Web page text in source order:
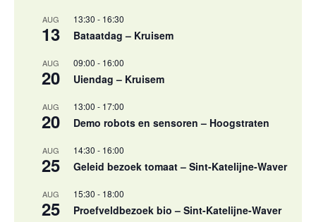
AUG
13
13:30 - 16:30
Bataatdag – Kruisem
AUG
20
09:00 - 16:00
Uiendag – Kruisem
AUG
20
13:00 - 17:00
Demo robots en sensoren – Hoogstraten
AUG
25
14:30 - 16:00
Geleid bezoek tomaat – Sint-Katelijne-Waver
AUG
25
15:30 - 18:00
Proefveldbezoek bio – Sint-Katelijne-Waver